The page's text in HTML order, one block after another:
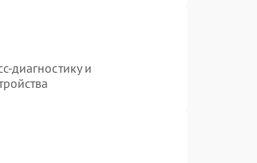
диагностику и